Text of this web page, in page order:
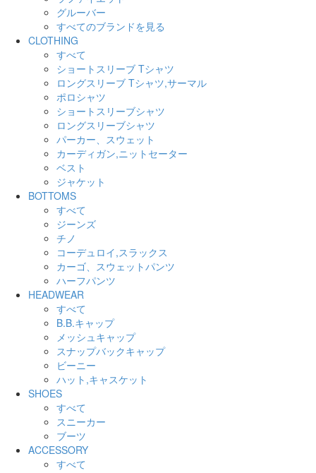
グルーバー
すべてのブランドを見る
CLOTHING
すべて
ショートスリーブ Tシャツ
ロングスリーブ Tシャツ,サーマル
ポロシャツ
ショートスリーブシャツ
ロングスリーブシャツ
パーカー、スウェット
カーディガン,ニットセーター
ベスト
ジャケット
BOTTOMS
すべて
ジーンズ
チノ
コーデュロイ,スラックス
カーゴ、スウェットパンツ
ハーフパンツ
HEADWEAR
すべて
B.B.キャップ
メッシュキャップ
スナップバックキャップ
ビーニー
ハット,キャスケット
SHOES
すべて
スニーカー
ブーツ
ACCESSORY
すべて